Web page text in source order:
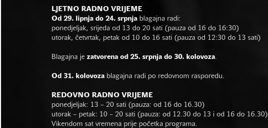
LJETNO RADNO VRIJEME
Od 29. lipnja do 24. srpnja blagajna radi:
ponedjeljak, srijeda od 13 do 20 sati (pauza od 16 do 16:30)
utorak, četvrtak, petak od 10 do 16 sati (pauza od 12:30 do 13 sati)
Blagajna je zatvorena od 25. srpnja do 30. kolovoza.
Od 31. kolovoza blagajna radi po redovnom rasporedu.
REDOVNO RADNO VRIJEME
ponedjeljak: 13 – 20 sati (pauza: od 16 do 16.30)
utorak – petak: 10 – 20 sati (pauza: od 12.30 do 13 i od 16 do 16.30)
Vikendom sat vremena prije početka programa.